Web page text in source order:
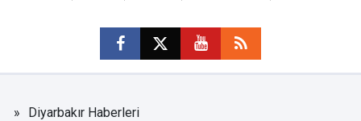
Diyarbakır Haberleri